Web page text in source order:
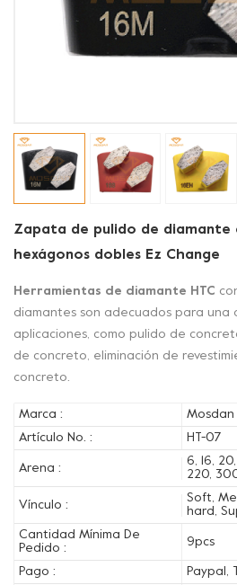
Zapata de pulido de diamante
hexágonos dobles Ez Change
Herramientas de diamante HTC
diamantes son adecuados para una
aplicaciones, como pulido de
de concreto, eliminación de
concreto.
Marca :
Mosdan
Artículo No. :
HT-07
Arena :
6, 16,
220,
Vínculo :
Soft,
hard,
Cantidad Mínima De
Pedido :
9pcs
Pago :
Paypal,